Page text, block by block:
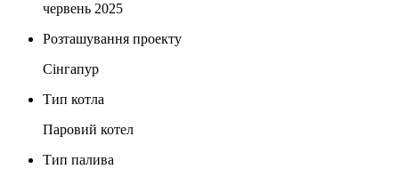
червень 2025
Розташування проекту
Сінгапур
Тип котла
Паровий котел
Тип палива